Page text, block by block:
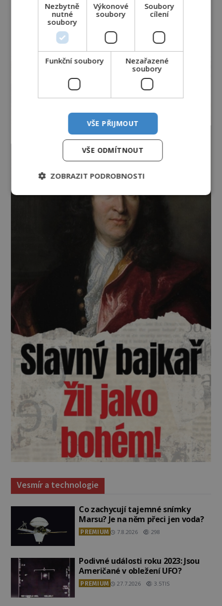
reklama
Vesmír a technologie
Co zachycují tajemné snímky
Marsu? Je na něm přeci jen voda?
PREMIUM 7.8.2026 298
Podivné události roku 2023: Jsou
Američané v obležení UFO?
PREMIUM 27.7.2026 3.5TIS
Nezbytně
nutné
soubory
Výkonové
soubory
Soubory
cílení
Funkční soubory
Nezařazené
soubory
VŠE PŘIJMOUT
VŠE ODMÍTNOUT
ZOBRAZIT PODROBNOSTI